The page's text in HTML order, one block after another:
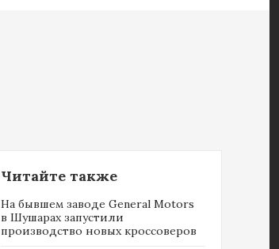
Читайте также
На бывшем заводе General Motors
в Шушарах запустили
производство новых кроссоверов